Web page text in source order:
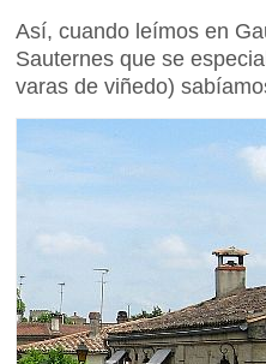
Así, cuando leímos en
Sauternes que se
varas de viñedo)